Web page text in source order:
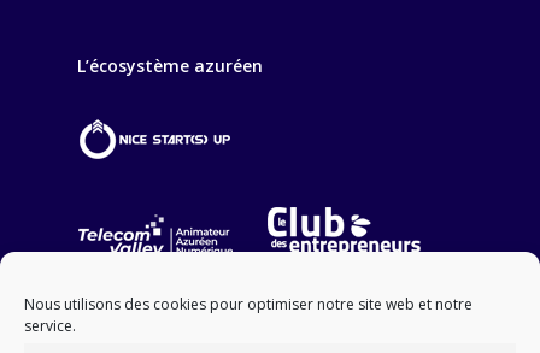
Nous utilisons des cookies pour optimiser notre site web et notre
service.
L’écosystème azuréen